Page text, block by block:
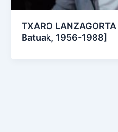
TXARO
Batuak, 1956-1988]